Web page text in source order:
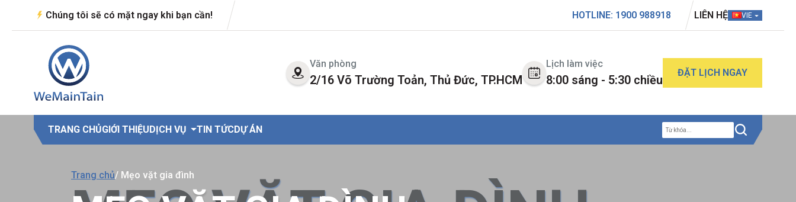
Chúng tôi sẽ có mặt ngay khi bạn cần! HOTLINE: 1900 988918 LIÊN HỆ VIE
Văn phòng
2/16 Võ Trường Toản, Thủ Đức, TP.HCM
Lịch làm việc
8:00 sáng - 5:30 chiều
ĐẶT LỊCH NGAY
TRANG CHỦGIỚI THIỆUDỊCH VỤ TIN TỨCDỰ ÁN
Trang chủ/ Mẹo vặt gia đình